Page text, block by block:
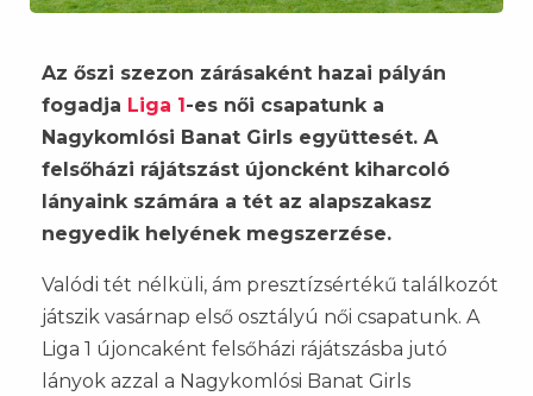
Az őszi szezon zárásaként hazai pályán
fogadja Liga 1-es női csapatunk a
Nagykomlósi Banat Girls együttesét. A
felsőházi rájátszást újoncként kiharcoló
lányaink számára a tét az alapszakasz
negyedik helyének megszerzése.
Valódi tét nélküli, ám presztízsértékű találkozót
játszik vasárnap első osztályú női csapatunk. A
Liga 1 újoncaként felsőházi rájátszásba jutó
lányok azzal a Nagykomlósi Banat Girls